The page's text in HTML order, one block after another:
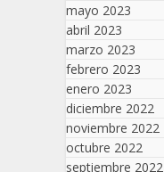
mayo 2023
abril 2023
marzo 2023
febrero 2023
enero 2023
diciembre 2022
noviembre 2022
octubre 2022
septiembre 2022